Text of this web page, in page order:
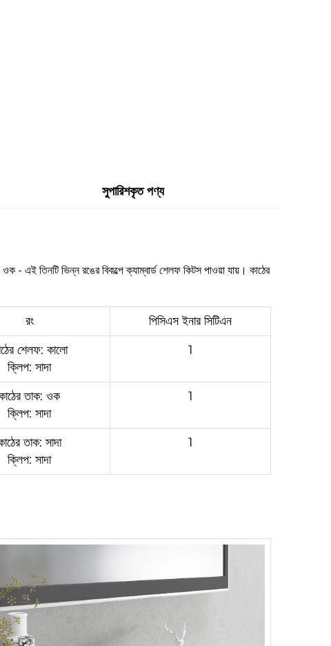
সুপারিশকৃত পণ্য
- এই তিনটি ভিন্ন রঙের বিকল্পে ক্যাম্বার্ড শেলফ কিটস পাওয়া যায়। কাঠের
রং
পিসিএস ইনার সিটিএন
শেলফ: কালো
ক্লিপ: সাদা
1
তাক: ওক
ক্লিপ: সাদা
1
তাক: সাদা
ক্লিপ: সাদা
1